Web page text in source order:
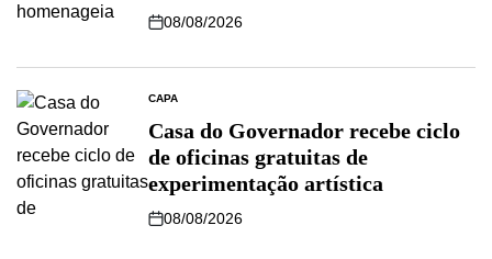
08/08/2026
CAPA
Casa do Governador recebe ciclo
de oficinas gratuitas de
experimentação artística
08/08/2026